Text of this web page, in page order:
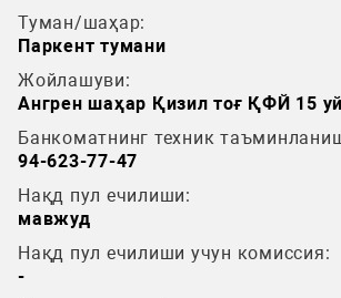
Туман/шаҳар:
Паркент тумани
Жойлашуви:
Ангрен шаҳар Қизил тоғ ҚФЙ 15 уй
Банкоматнинг техник
94-623-77-47
Нақд пул ечилиши:
мавжуд
Нақд пул ечилиши учун комиссия:
-